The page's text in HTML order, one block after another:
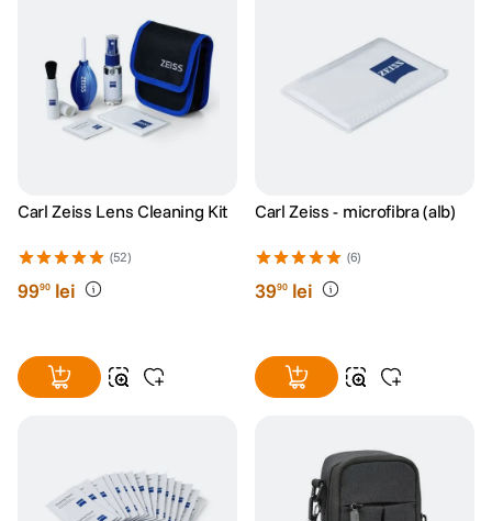
Carl Zeiss Lens Cleaning Kit
(52)
9990 lei
Carl Zeiss - microfibra (alb)
(6)
3990 lei